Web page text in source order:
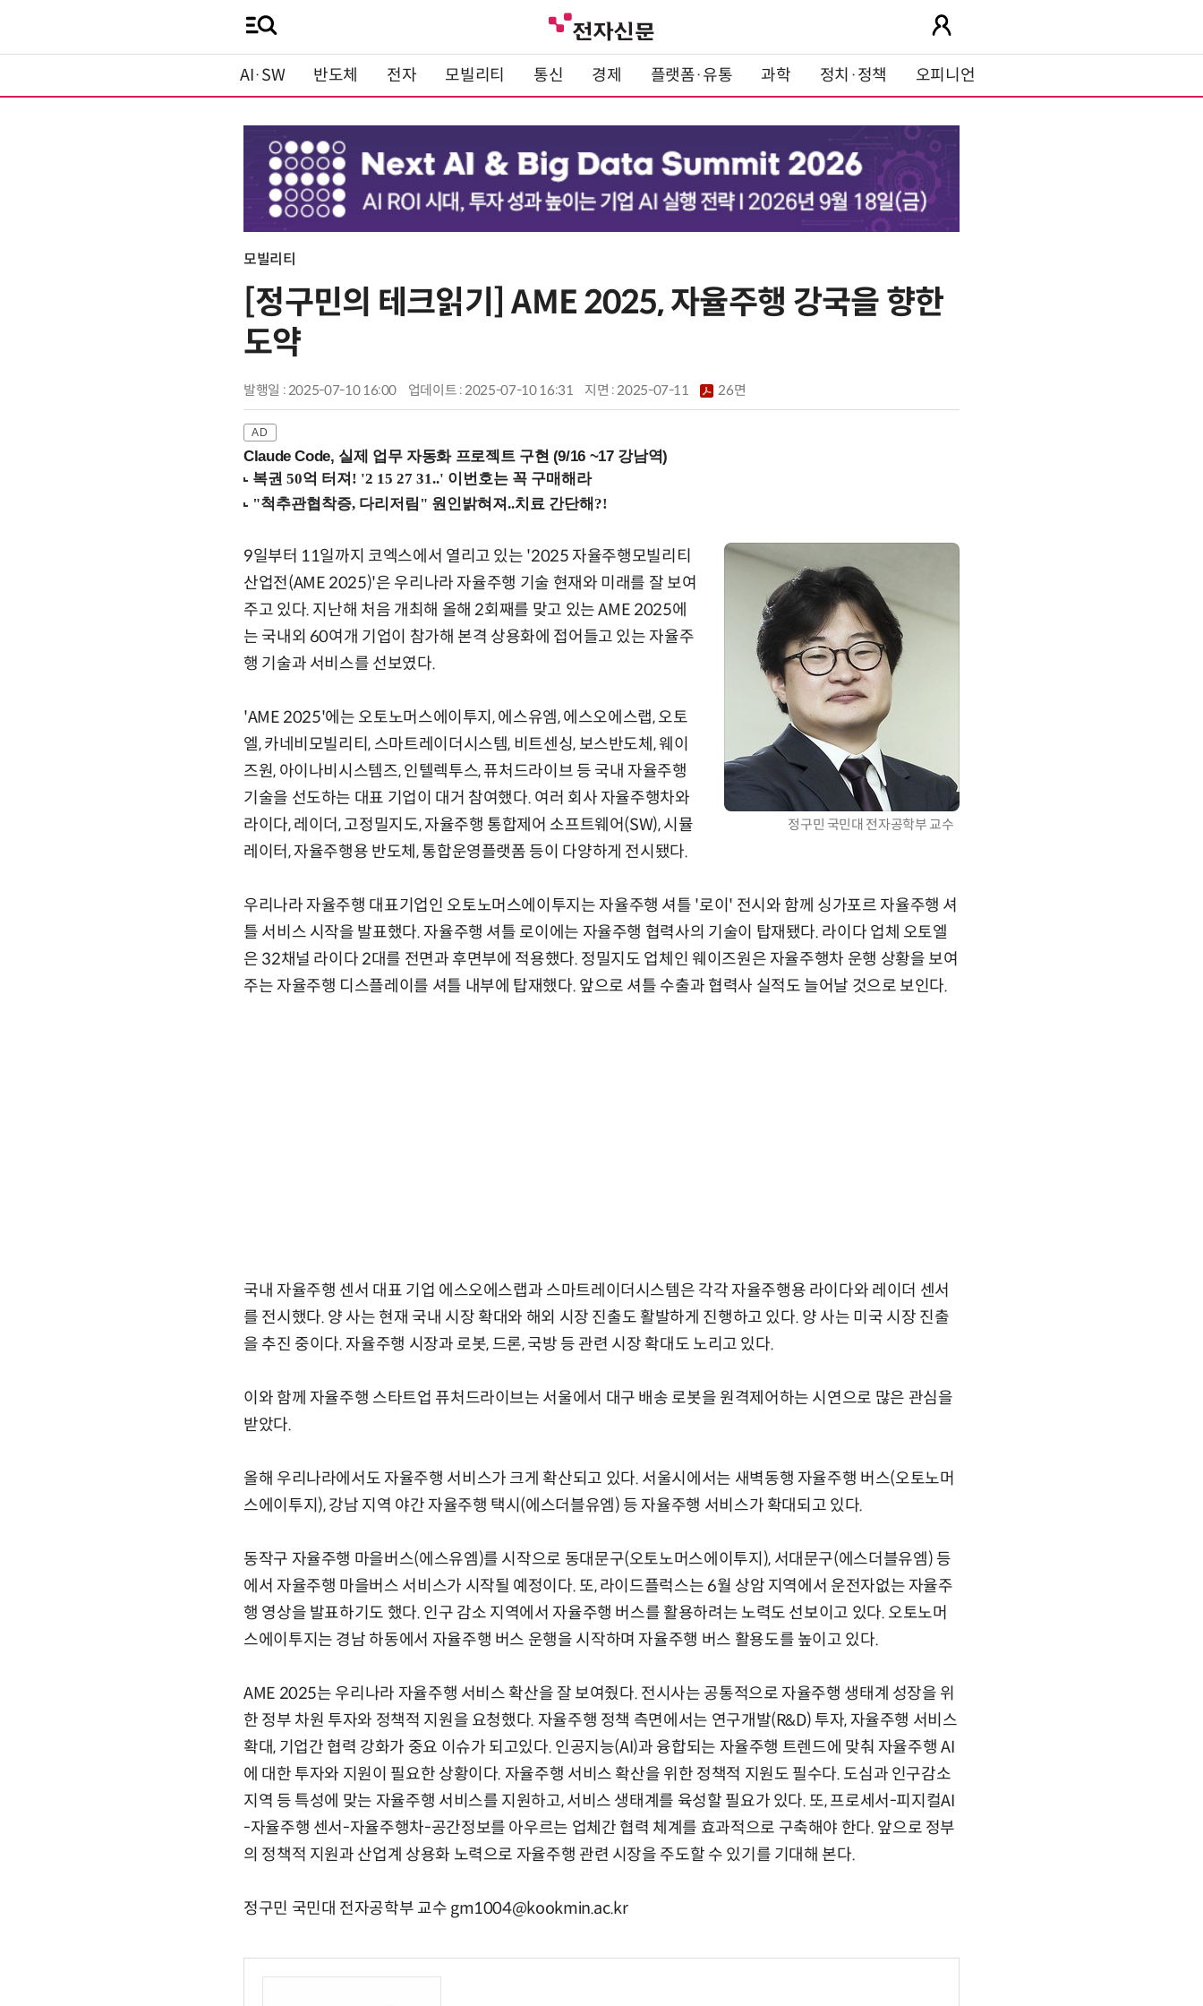
AI·SW 반도체 전자 모빌리티 통신 경제 플랫폼·유통 과학 정치·정책 오피니언
모빌리티
[정구민의 테크읽기] AME 2025, 자율주행 강국을 향한
도약
발행일 : 2025-07-10 16:00 업데이트 : 2025-07-10 16:31 지면 :2025-07-11 26면
Claude Code, 실제 업무 자동화 프로젝트 구현 (9/16 ~17 강남역)
정구민 국민대 전자공학부 교수
9일부터 11일까지 코엑스에서 열리고 있는 '2025 자율주행모빌리티
산업전(AME 2025)'은 우리나라 자율주행 기술 현재와 미래를 잘 보여
주고 있다. 지난해 처음 개최해 올해 2회째를 맞고 있는 AME 2025에
는 국내외 60여개 기업이 참가해 본격 상용화에 접어들고 있는 자율주
행 기술과 서비스를 선보였다.
'AME 2025'에는 오토노머스에이투지, 에스유엠, 에스오에스랩, 오토
엘, 카네비모빌리티, 스마트레이더시스템, 비트센싱, 보스반도체, 웨이
즈원, 아이나비시스템즈, 인텔렉투스, 퓨처드라이브 등 국내 자율주행
기술을 선도하는 대표 기업이 대거 참여했다. 여러 회사 자율주행차와
라이다, 레이더, 고정밀지도, 자율주행 통합제어 소프트웨어(SW), 시뮬
레이터, 자율주행용 반도체, 통합운영플랫폼 등이 다양하게 전시됐다.
우리나라 자율주행 대표기업인 오토노머스에이투지는 자율주행 셔틀 '로이' 전시와 함께 싱가포르 자율주행 셔
틀 서비스 시작을 발표했다. 자율주행 셔틀 로이에는 자율주행 협력사의 기술이 탑재됐다. 라이다 업체 오토엘
은 32채널 라이다 2대를 전면과 후면부에 적용했다. 정밀지도 업체인 웨이즈원은 자율주행차 운행 상황을 보여
주는 자율주행 디스플레이를 셔틀 내부에 탑재했다. 앞으로 셔틀 수출과 협력사 실적도 늘어날 것으로 보인다.
국내 자율주행 센서 대표 기업 에스오에스랩과 스마트레이더시스템은 각각 자율주행용 라이다와 레이더 센서
를 전시했다. 양 사는 현재 국내 시장 확대와 해외 시장 진출도 활발하게 진행하고 있다. 양 사는 미국 시장 진출
을 추진 중이다. 자율주행 시장과 로봇, 드론, 국방 등 관련 시장 확대도 노리고 있다.
이와 함께 자율주행 스타트업 퓨처드라이브는 서울에서 대구 배송 로봇을 원격제어하는 시연으로 많은 관심을
받았다.
올해 우리나라에서도 자율주행 서비스가 크게 확산되고 있다. 서울시에서는 새벽동행 자율주행 버스(오토노머
스에이투지), 강남 지역 야간 자율주행 택시(에스더블유엠) 등 자율주행 서비스가 확대되고 있다.
동작구 자율주행 마을버스(에스유엠)를 시작으로 동대문구(오토노머스에이투지), 서대문구(에스더블유엠) 등
에서 자율주행 마을버스 서비스가 시작될 예정이다. 또, 라이드플럭스는 6월 상암 지역에서 운전자없는 자율주
행 영상을 발표하기도 했다. 인구 감소 지역에서 자율주행 버스를 활용하려는 노력도 선보이고 있다. 오토노머
스에이투지는 경남 하동에서 자율주행 버스 운행을 시작하며 자율주행 버스 활용도를 높이고 있다.
AME 2025는 우리나라 자율주행 서비스 확산을 잘 보여줬다. 전시사는 공통적으로 자율주행 생태계 성장을 위
한 정부 차원 투자와 정책적 지원을 요청했다. 자율주행 정책 측면에서는 연구개발(R&D) 투자, 자율주행 서비스
확대, 기업간 협력 강화가 중요 이슈가 되고있다. 인공지능(AI)과 융합되는 자율주행 트렌드에 맞춰 자율주행 AI
에 대한 투자와 지원이 필요한 상황이다. 자율주행 서비스 확산을 위한 정책적 지원도 필수다. 도심과 인구감소
지역 등 특성에 맞는 자율주행 서비스를 지원하고, 서비스 생태계를 육성할 필요가 있다. 또, 프로세서-피지컬AI
-자율주행 센서-자율주행차-공간정보를 아우르는 업체간 협력 체계를 효과적으로 구축해야 한다. 앞으로 정부
의 정책적 지원과 산업계 상용화 노력으로 자율주행 관련 시장을 주도할 수 있기를 기대해 본다.
정구민 국민대 전자공학부 교수 gm1004@kookmin.ac.kr